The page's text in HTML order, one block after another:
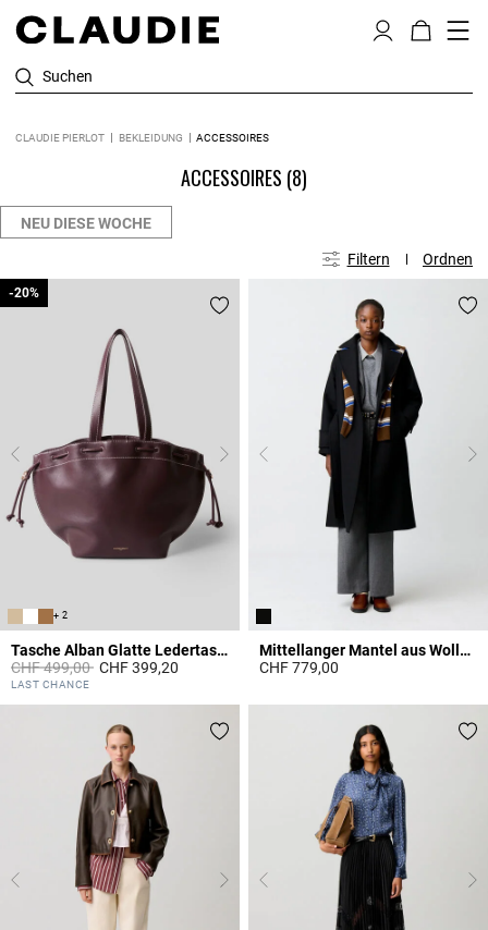
Suchen
CLAUDIE PIERLOT BEKLEIDUNG ACCESSOIRES
ACCESSOIRES (8)
NEU DIESE WOCHE
Filtern Ordnen
+ 2
Tasche Alban Glatte Ledertasche
Price reduced from
CHF 499,00to
-20%
CHF 399,20
3.5 out of 5 Customer Rating
LAST CHANCE
-20%
Mittellanger Mantel aus Wollmischgewebe
CHF 779,00